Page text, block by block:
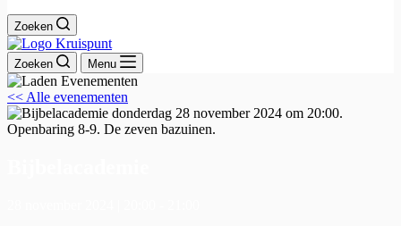
Zoeken
Zoeken Menu
<< Alle evenementen